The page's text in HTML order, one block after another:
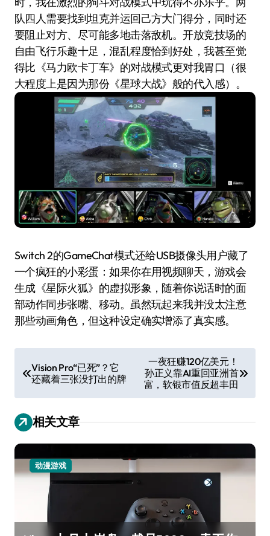
队四人需要找到坦克并运回己方大门得分，同时还
要阻止对方、尽可能多地击落敌机。开放竞技场的
自由飞行乐趣十足，混乱程度恰到好处，我甚至觉
得比《马力欧卡丁车》的对战模式更对我胃口（很
大程度上是因为那份《星球大战》般的代入感）。
Switch 2的GameChat模式还给USB摄像头用户藏了
一个疯狂的小彩蛋：如果你在用视频聊天，游戏会
生成《星际火狐》的虚拟形象，随着你说话时的面
部动作同步张嘴、移动。虽然玩起来我并没太注意
那些动画角色，但这种设定确实增添了真实感。
章
导
航
Vision Pro“已死”？它
还藏着三张没打出的牌
一夜狂赚120亿美元！
孙正义靠AI重回亚洲首
富，软银市值反超丰田
相关文章
动漫游戏